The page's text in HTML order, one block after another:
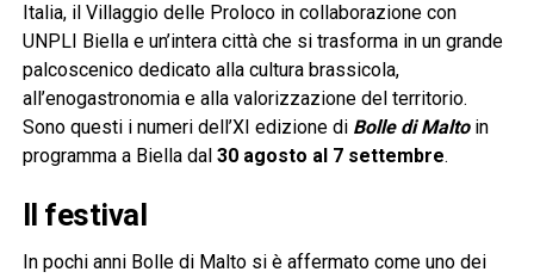
Italia, il Villaggio delle Proloco in collaborazione con
UNPLI Biella e un’intera città che si trasforma in un grande
palcoscenico dedicato alla cultura brassicola,
all’enogastronomia e alla valorizzazione del territorio.
Sono questi i numeri dell’XI edizione di Bolle di Maltoin
programma a Biella dal 30 agosto al 7 settembre.
Il festival
In pochi anni Bolle di Malto si è affermato come uno dei